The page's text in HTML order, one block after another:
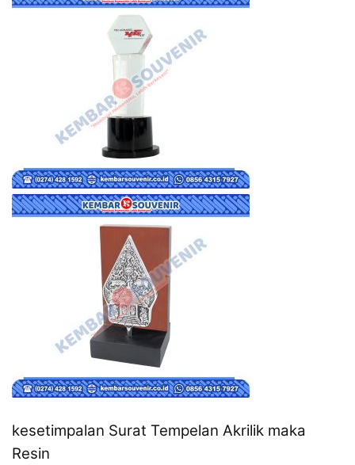
kesetimpalan Surat Tempelan Akrilik maka
Resin